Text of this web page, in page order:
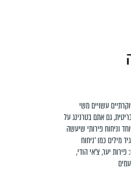
עשויים משי
גם אתם בטרנינג על
וניחוח פירותי שיעשה
מילים כמו 'ניחוח
פירות יער, צ'אי הודי,